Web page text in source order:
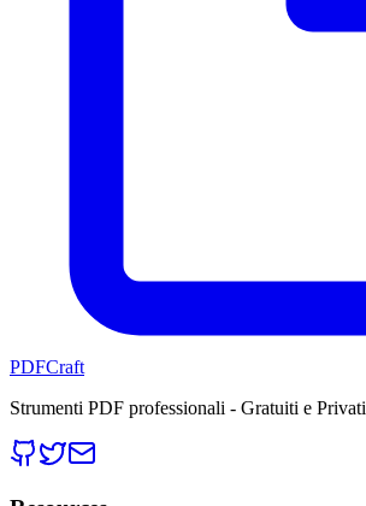
PDFCraft
Strumenti PDF professionali - Gratuiti e Privati